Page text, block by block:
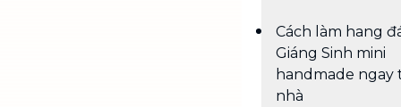
Cách làm hang
Giáng Sinh mini
handmade ngay
nhà